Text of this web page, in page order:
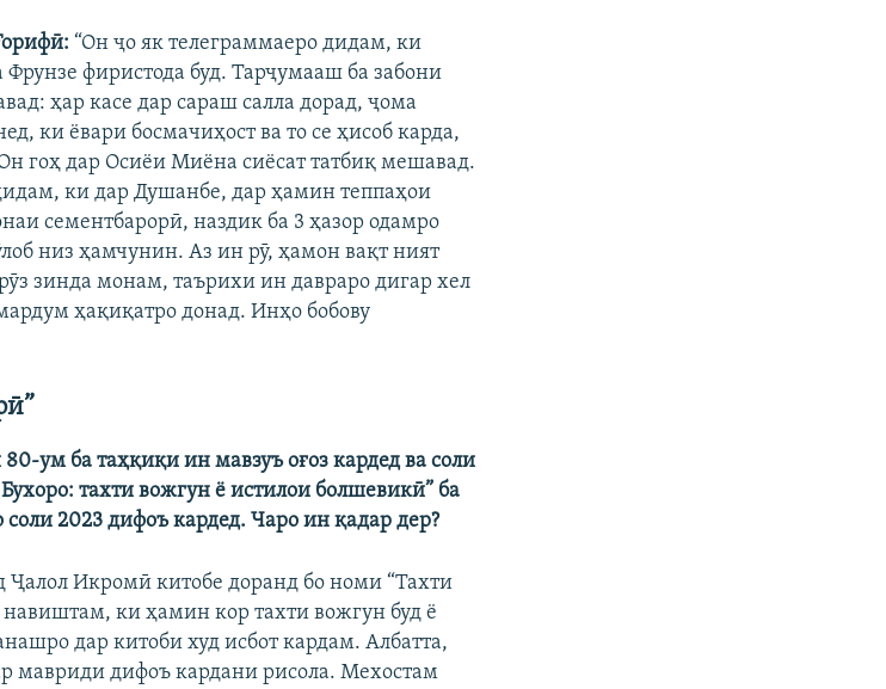
“Он ҷо як телеграммаеро дидам, ки
фиристода буд. Тарҷумааш ба забони
ҳар касе дар сараш салла дорад, ҷома
ки ёвари босмачиҳост ва то се ҳисоб карда,
гоҳ дар Осиёи Миёна сиёсат татбиқ мешавад.
ки дар Душанбе, дар ҳамин теппаҳои
сементбарорӣ, наздик ба 3 ҳазор одамро
низ ҳамчунин. Аз ин рӯ, ҳамон вақт ният
зинда монам, таърихи ин давраро дигар хел
ҳақиқатро донад. Инҳо бобову
ум ба таҳқиқи ин мавзуъ оғоз кардед ва соли
тахти вожгун ё истилои болшевикӣ” ба
2023 дифоъ кардед. Чаро ин қадар дер?
Ҷалол Икромӣ китобе доранд бо номи “Тахти
ки ҳамин кор тахти вожгун буд ё
дар китоби худ исбот кардам. Албатта,
мавриди дифоъ кардани рисола. Мехостам